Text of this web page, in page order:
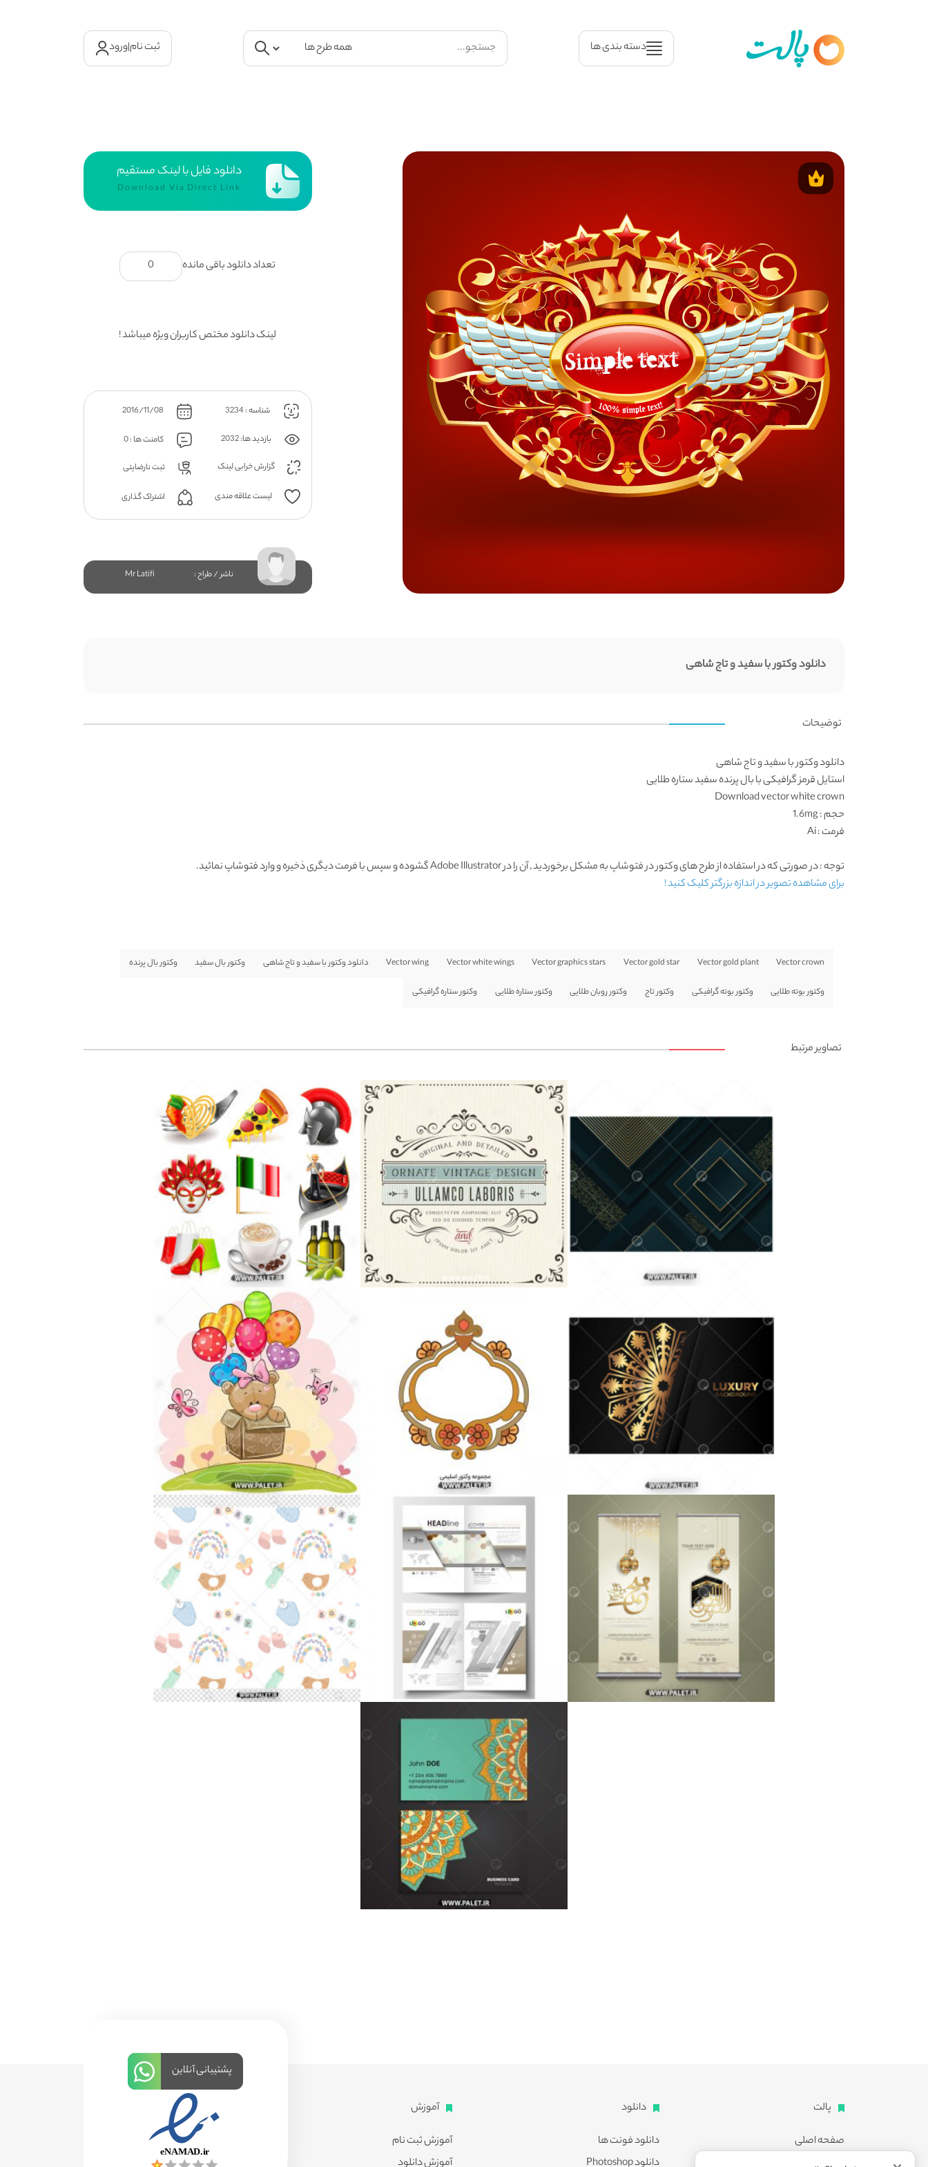
دسته بندی ها ثبت نام|ورود
دانلود فایل با لینک مستقیم
Download Via Direct Link
تعداد دانلود باقی مانده 0
لینک دانلود مختص کاربران ویژه میباشد !
شناسه : 3234
بازدید ها: 2032
کامنت ها : 0
گزارش خرابی لینک
ثبت نارضایتی
لیست علاقه مندی اشتراک گذاری
ناشر / طراح : Mr Latifi
دانلود وکتور با سفید و تاج شاهی
توضیحات
دانلود وکتور با سفید و تاج شاهی
استایل قرمز گرافیکی با بال پرنده سفید ستاره طلایی
Download vector white crown
حجم : 1.6mg
فرمت : Ai
توجه : در صورتی که در استفاده از طرح های وکتور در فتوشاپ به مشکل برخوردید , آن را در Adobe Illustrator گشوده و سپس با فرمت دیگری ذخیره و وارد فتوشاپ نمائید.
برای مشاهده تصویر در اندازه بزرگتر کلیک کنید !
Vector crown
Vector gold plant
Vector gold star
Vector graphics stars
Vector white wings
Vector wing دانلود وکتور با سفید و تاج شاهی وکتور بال سفید وکتور بال پرنده
وکتور بوته طلایی وکتور بوته گرافیکی وکتور تاج وکتور روبان طلایی وکتور ستاره طلایی وکتور ستاره گرافیکی
تصاویر مرتبط
پالت
صفحه اصلی
اشتراک ویژه
دانلود
دانلود فونت ها
دانلود Photoshop
آموزش
آموزش ثبت نام
آموزش دانلود
پشتیبانی آنلاین